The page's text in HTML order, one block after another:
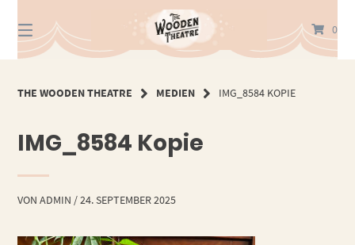
zum
Inhalt
0
THE WOODEN THEATRE MEDIEN IMG_8584 KOPIE
IMG_8584 Kopie
VONADMIN /24. SEPTEMBER 2025